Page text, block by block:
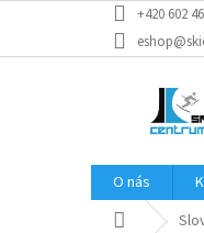
obsah
+420 602
O nás
Domů